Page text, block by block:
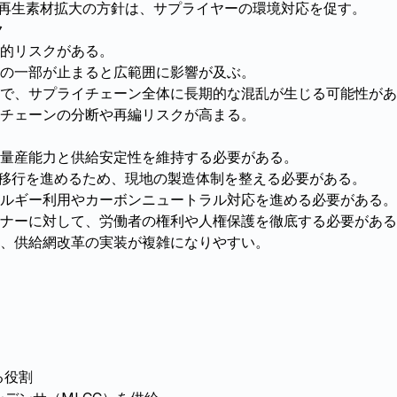
素材拡大の方針は、サプライヤーの環境対応を促す。
リスクがある。
一部が止まると広範囲に影響が及ぶ。
、サプライチェーン全体に長期的な混乱が生じる可能性が
ェーンの分断や再編リスクが高まる。
産能力と供給安定性を維持する必要がある。
を進めるため、現地の製造体制を整える必要がある。
ギー利用やカーボンニュートラル対応を進める必要がある。
ーに対して、労働者の権利や人権保護を徹底する必要があ
供給網改革の実装が複雑になりやすい。
割